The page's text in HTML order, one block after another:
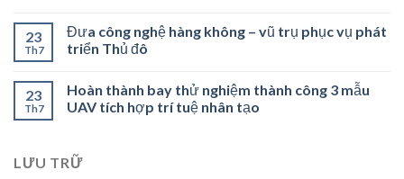
23
Th7
Đưa công nghệ hàng không – vũ trụ phục vụ phát
triển Thủ đô
23
Th7
Hoàn thành bay thử nghiệm thành công 3 mẫu
UAV tích hợp trí tuệ nhân tạo
LƯU TRỮ